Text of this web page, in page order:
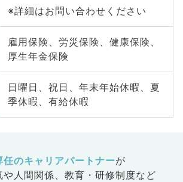
※詳細はお問い合わせください
雇用保険、労災保険、健康保険、
厚生年金保険
日曜日、祝日、年末年始休暇、夏
季休暇、有給休暇
任のキャリアパートナーが
人間関係、 教育・研修制度など